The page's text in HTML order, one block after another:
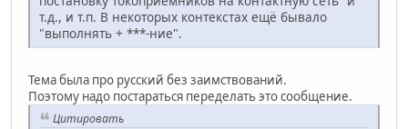
т.д., и т.п. В некоторых контекстах ещё бывало
"выполнять + ***-ние".
Тема была про русский без заимствований.
Поэтому надо постараться переделать это сообщение.
Цитировать